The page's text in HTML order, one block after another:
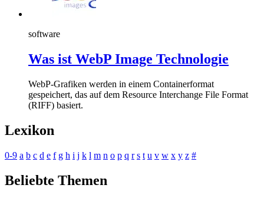
software
Was ist WebP Image Technologie
WebP-Grafiken werden in einem Containerformat
gespeichert, das auf dem Resource Interchange File Format
(RIFF) basiert.
Lexikon
0-9 a b c d e f g h i j k l m n o p q r s t u v w x y z #
Beliebte Themen